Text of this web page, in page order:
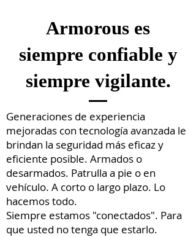
Armorous es
siempre confiable y
siempre vigilante.
Generaciones de experiencia
mejoradas con tecnología avanzada le
brindan la seguridad más eficaz y
eficiente posible. Armados o
desarmados. Patrulla a pie o en
vehículo. A corto o largo plazo. Lo
hacemos todo.
Siempre estamos "conectados". Para
que usted no tenga que estarlo.